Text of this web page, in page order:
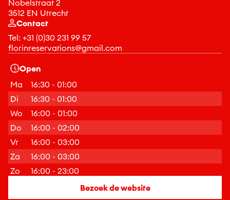
Nobelstraat 2
3512 EN Utrecht
Contact
Tel: +31 (0)30 231 99 57
florinreservations@gmail.com
Open
Ma
16:30 - 01:00
Di
16:30 - 01:00
Wo
16:00 - 01:00
Do
16:00 - 02:00
Vr
16:00 - 03:00
Za
16:00 - 03:00
Zo
16:00 - 23:00
Bezoek de website